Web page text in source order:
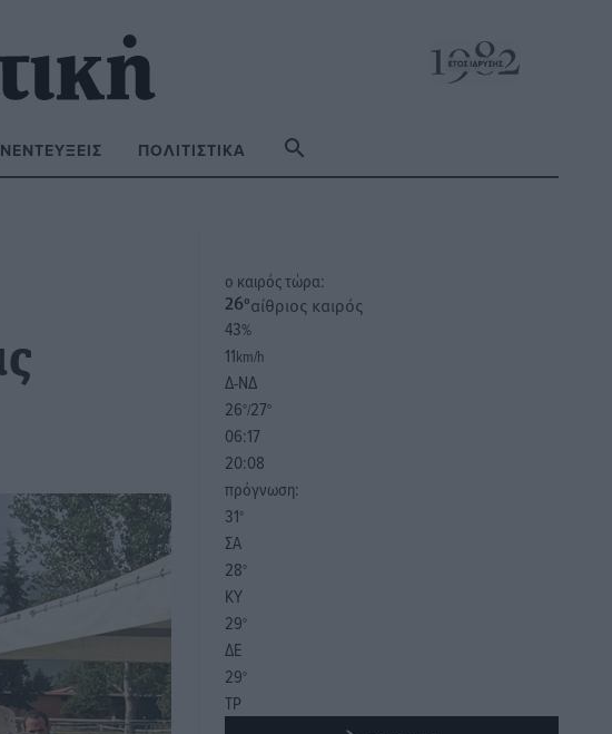
ΠΟΛΙΤΙΣΤΙΚΆ
o καιρός τώρα:
26°αίθριος καιρός
43%
11km/h
Δ-ΝΔ
26°/27°
06:17
20:08
πρόγνωση:
31°
ΣΑ
28°
ΚΥ
29°
ΔΕ
29°
ΤΡ